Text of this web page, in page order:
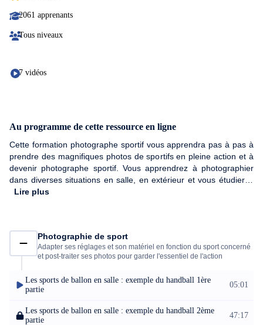
2061 apprenants
Tous niveaux
7 vidéos
Au programme de cette ressource en ligne
Cette formation photographe sportif vous apprendra pas à pas à
prendre des magnifiques photos de sportifs en pleine action et à
devenir photographe sportif. Vous apprendrez à photographier
dans diverses situations en salle, en extérieur et vous étudierez
également des techniques de photographie plus spécifiques à
donnant toutes les clés pour réaliser en ligne votre objectif et
devenir photographe sportif.
Lire plus
Photographie de sport
Adapter ses réglages et son matériel en fonction du sport concerné
et post-traiter ses photos pour garder l'essentiel de l'action
Les sports de ballon en salle : exemple du handball 1ère
partie
05:01
Les sports de ballon en salle : exemple du handball 2ème
partie
47:17